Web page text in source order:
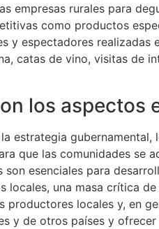
empresas rurales para
como productos
y espectadores
catas de vino, visitas de
los aspectos
estrategia
que las comunidades se
son esenciales para
locales, una masa crítica
productores locales y, en
y de otros países y